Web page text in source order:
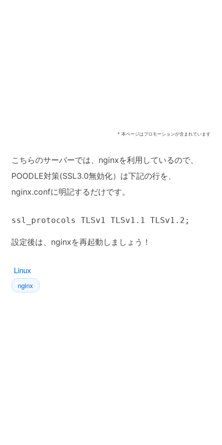
* 本ページはプロモーションが含まれています
こちらのサーバーでは、nginxを利用しているので、
POODLE対策(SSL3.0無効化）は下記の行を、
nginx.confに明記するだけです。
ssl_protocols TLSv1 TLSv1.1 TLSv1.2;
設定後は、nginxを再起動しましょう！
Linux
nginx